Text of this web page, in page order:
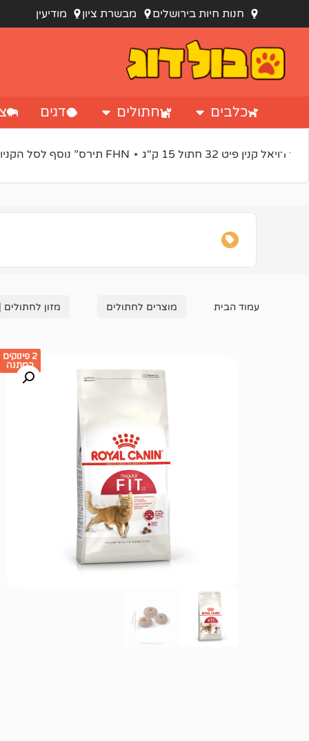
חנות חיות בירושלים מבשרת ציון מודיעין
כלבים חתולים דגים
“רויאל קנין פיט 32 חתול 15 ק"ג ⋆ FHN תירס” נוסף לסל הקניות.
עמוד הבית מוצרים לחתולים מזון
2 פינוקים
במתנה